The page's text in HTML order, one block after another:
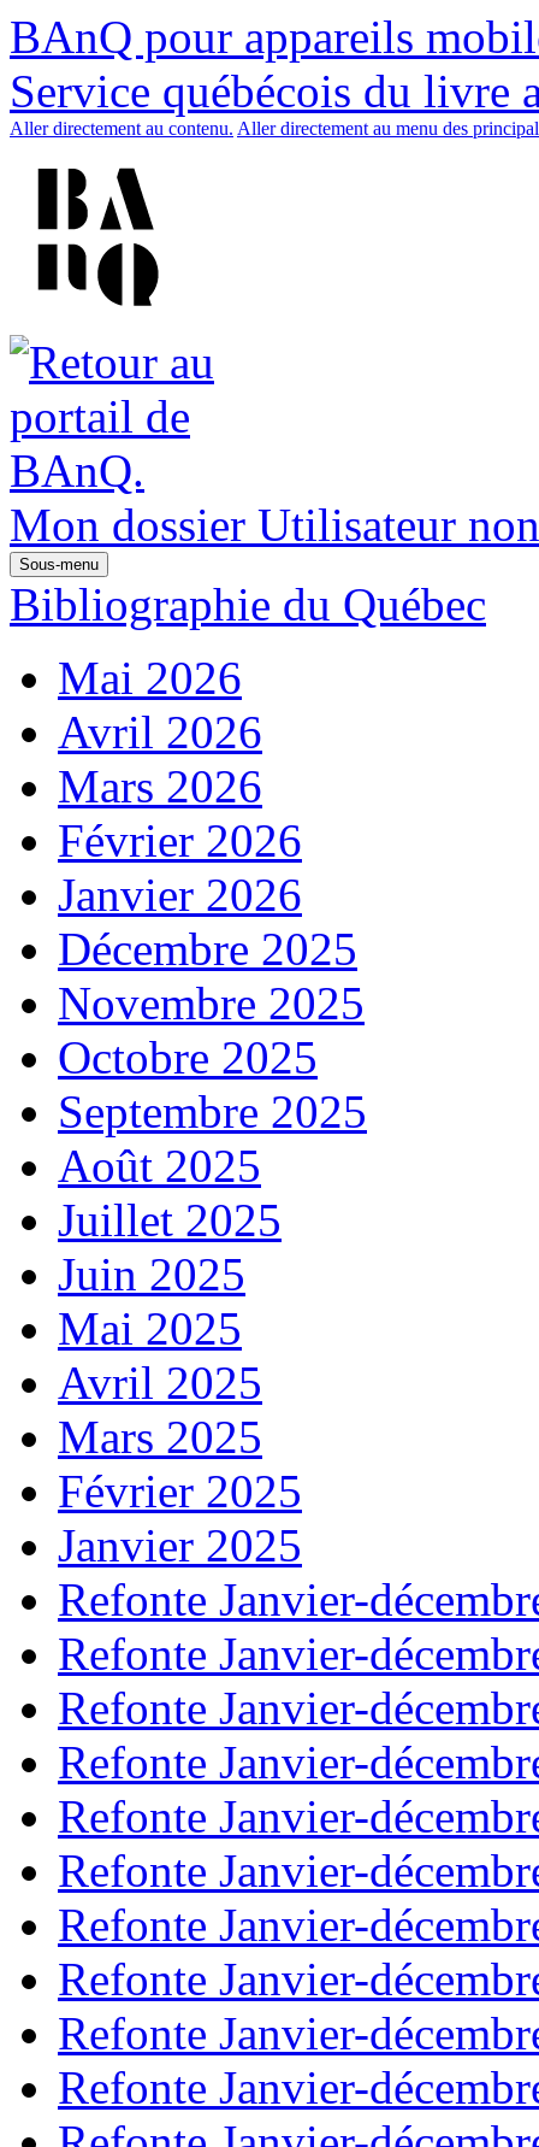
BAnQ pour appareils
Service québécois du livre
Aller directement au contenu. Aller directement au menu des
Mon dossier Utilisateur
Sous-menu
Bibliographie du Québec
Mai 2026
Avril 2026
Mars 2026
Février 2026
Janvier 2026
Décembre 2025
Novembre 2025
Octobre 2025
Septembre 2025
Août 2025
Juillet 2025
Juin 2025
Mai 2025
Avril 2025
Mars 2025
Février 2025
Janvier 2025
Refonte Janvier-
Refonte Janvier-
Refonte Janvier-
Refonte Janvier-
Refonte Janvier-
Refonte Janvier-
Refonte Janvier-
Refonte Janvier-
Refonte Janvier-
Refonte Janvier-